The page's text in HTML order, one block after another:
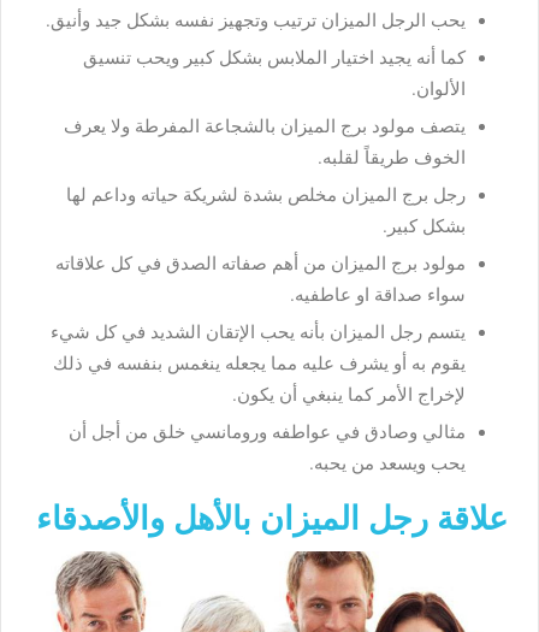
يحب الرجل الميزان ترتيب وتجهيز نفسه بشكل جيد وأنيق.
كما أنه يجيد اختيار الملابس بشكل كبير ويحب تنسيق
الألوان.
يتصف مولود برج الميزان بالشجاعة المفرطة ولا يعرف
الخوف طريقاً لقلبه.
رجل برج الميزان مخلص بشدة لشريكة حياته وداعم لها
بشكل كبير.
مولود برج الميزان من أهم صفاته الصدق في كل علاقاته
سواء صداقة او عاطفيه.
يتسم رجل الميزان بأنه يحب الإتقان الشديد في كل شيء
يقوم به أو يشرف عليه مما يجعله ينغمس بنفسه في ذلك
لإخراج الأمر كما ينبغي أن يكون.
مثالي وصادق في عواطفه ورومانسي خلق من أجل أن
يحب ويسعد من يحبه.
علاقة رجل الميزان بالأهل والأصدقاء